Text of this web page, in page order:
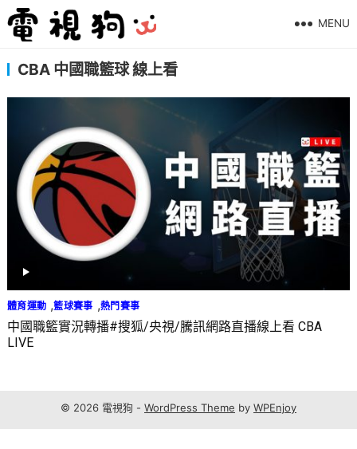
MENU
CBA 中國職籃球 線上看
體育運動 ,籃球賽事 ,熱門賽事
中國職籃實況轉播#搜狐/央視/騰訊網路直播線上看 CBA
LIVE
© 2026 電視狗 - WordPress Theme by WPEnjoy